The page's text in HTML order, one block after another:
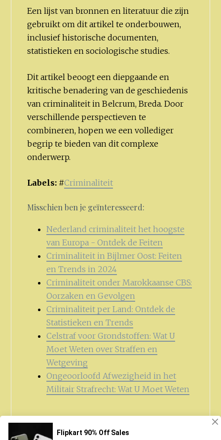
Een lijst van bronnen en literatuur die zijn
gebruikt om dit artikel te onderbouwen,
inclusief historische documenten,
statistieken en sociologische studies.
Dit artikel beoogt een diepgaande en
kritische benadering van de geschiedenis
van criminaliteit in Belcrum, Breda. Door
verschillende perspectieven te
combineren, hopen we een vollediger
begrip te bieden van dit complexe
onderwerp.
Labels: #Criminaliteit
Misschien ben je geïnteresseerd:
Nederland criminaliteit het hoogste
van Europa - Ontdek de Feiten
Criminaliteit in Bijlmer Oost: Feiten
en Trends in 2024
Criminaliteit onder Marokkaanse CBS:
Oorzaken en Gevolgen
Criminaliteit per Land: Ontdek de
Statistieken en Trends
Celstraf voor Grondstoffen: Wat U
Moet Weten over Straffen en
Wetgeving
Ongeoorloofd Afwezigheid in het
Militair Strafrecht: Wat U Moet Weten